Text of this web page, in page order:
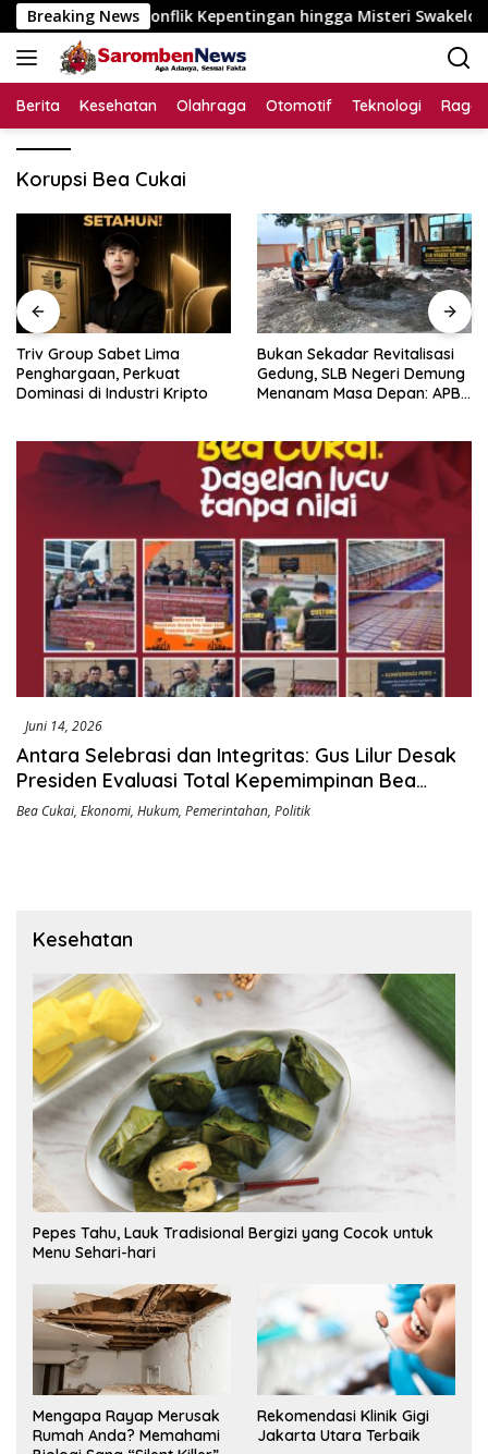
Langsung
ke
konten
Breaking News
Konflik Kepentingan hingga Misteri Swakelola Petani
Berita Kesehatan Olahraga Otomotif Teknologi
Korupsi Bea Cukai
Triv Group Sabet Lima
Penghargaan, Perkuat
Dominasi di Industri Kripto
Bukan Sekadar Revitalisasi
Gedung, SLB Negeri Demung
Menanam Masa Depan: APBN
Khusus Menjadi Kemandirian
Juni 14, 2026
Antara Selebrasi dan Integritas: Gus Lilur Desak
Presiden Evaluasi Total Kepemimpinan Bea
Cukai
Bea Cukai, Ekonomi, Hukum, Pemerintahan, Politik
Kesehatan
Pepes Tahu, Lauk Tradisional Bergizi yang Cocok untuk
Menu Sehari-hari
Mengapa Rayap Merusak
Rumah Anda? Memahami
Rekomendasi Klinik Gigi
Jakarta Utara Terbaik